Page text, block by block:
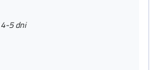
5 dni